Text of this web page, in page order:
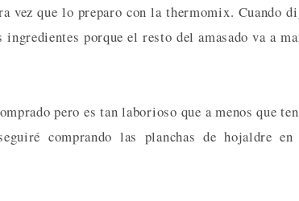
vez que lo preparo con la thermomix. Cuando
porque el resto del amasado va a
pero es tan laborioso que a menos que
comprando las planchas de hojaldre